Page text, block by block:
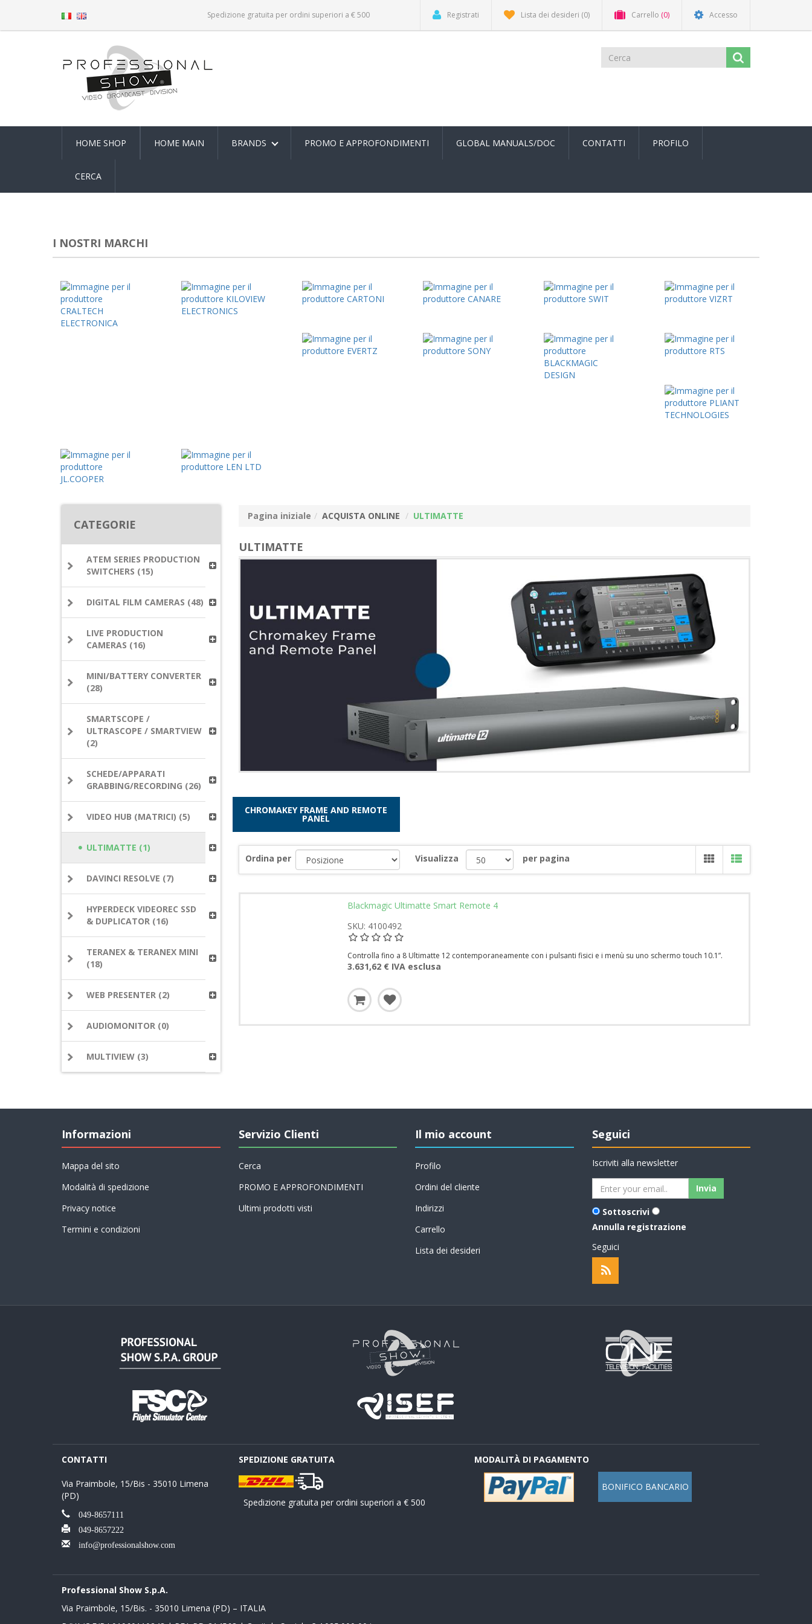
Spedizione gratuita per ordini superiori a € 500 Registrati Lista dei desideri (0) Carrello (0) Accesso
HOME SHOP HOME MAIN BRANDS PROMO E APPROFONDIMENTI GLOBAL MANUALS/DOC CONTATTI PROFILO
CERCA
I NOSTRI MARCHI
CATEGORIE
ATEM SERIES PRODUCTION
SWITCHERS (15)
DIGITAL FILM CAMERAS (48)
LIVE PRODUCTION
CAMERAS (16)
MINI/BATTERY CONVERTER
(28)
SMARTSCOPE /
ULTRASCOPE / SMARTVIEW
(2)
SCHEDE/APPARATI
GRABBING/RECORDING (26)
VIDEO HUB (MATRICI) (5)
ULTIMATTE (1)
DAVINCI RESOLVE (7)
HYPERDECK VIDEOREC SSD
& DUPLICATOR (16)
TERANEX & TERANEX MINI
(18)
WEB PRESENTER (2)
AUDIOMONITOR (0)
MULTIVIEW (3)
Pagina iniziale ACQUISTA ONLINE ULTIMATTE
ULTIMATTE
CHROMAKEY FRAME AND REMOTE
PANEL
Ordina per Visualizza per pagina
Blackmagic Ultimatte Smart Remote 4
SKU: 4100492
Controlla fino a 8 Ultimatte 12 contemporaneamente con i pulsanti fisici e i menù su uno schermo touch 10.1”.
3.631,62 € IVA esclusa
Informazioni
Mappa del sito
Modalità di spedizione
Privacy notice
Termini e condizioni
Servizio Clienti
Cerca
PROMO E APPROFONDIMENTI
Ultimi prodotti visti
Il mio account
Profilo
Ordini del cliente
Indirizzi
Carrello
Lista dei desideri
Seguici
Iscriviti alla newsletter
Sottoscrivi
Annulla registrazione
Seguici
CONTATTI
Via Praimbole, 15/Bis - 35010 Limena
(PD)
049-8657111
049-8657222
info@professionalshow.com
SPEDIZIONE GRATUITA
Spedizione gratuita per ordini superiori a € 500
MODALITÀ DI PAGAMENTO
BONIFICO BANCARIO
Professional Show S.p.A.
Via Praimbole, 15/Bis. - 35010 Limena (PD) – ITALIA